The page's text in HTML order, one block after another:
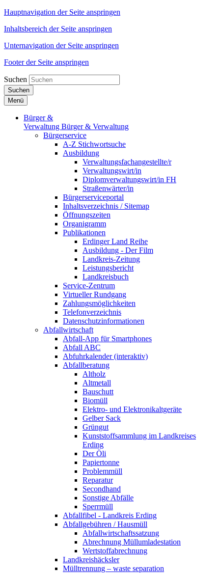
Hauptnavigation der Seite anspringen
Inhaltsbereich der Seite anspringen
Unternavigation der Seite anspringen
Footer der Seite anspringen
Suchen
Suchen
Menü
Bürger &
Verwaltung Bürger & Verwaltung
Bürgerservice
A-Z Stichwortsuche
Ausbildung
Verwaltungsfachangestellte/r
Verwaltungswirt/in
Diplomverwaltungswirt/in FH
Straßenwärter/in
Bürgerserviceportal
Inhaltsverzeichnis / Sitemap
Öffnungszeiten
Organigramm
Publikationen
Erdinger Land Reihe
Ausbildung - Der Film
Landkreis-Zeitung
Leistungsbericht
Landkreisbuch
Service-Zentrum
Virtueller Rundgang
Zahlungsmöglichkeiten
Telefonverzeichnis
Datenschutzinformationen
Abfallwirtschaft
Abfall-App für Smartphones
Abfall ABC
Abfuhrkalender (interaktiv)
Abfallberatung
Altholz
Altmetall
Bauschutt
Biomüll
Elektro- und Elektronikaltgeräte
Gelber Sack
Grüngut
Kunststoffsammlung im Landkreises
Erding
Der Öli
Papiertonne
Problemmüll
Reparatur
Secondhand
Sonstige Abfälle
Sperrmüll
Abfallfibel - Landkreis Erding
Abfallgebühren / Hausmüll
Abfallwirtschaftssatzung
Abrechnung Müllumladestation
Wertstoffabrechnung
Landkreishäcksler
Mülltrennung – waste separation